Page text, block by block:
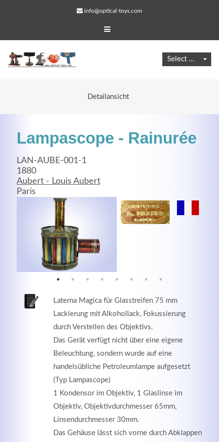
info@optical-toys.com
Detailansicht
Lampascope - Rainurée
LAN-AUBE-001-1
1880
Aubert - Louis Aubert
Paris
Laterna Magica für Glasstreifen 75 mm
Lackierung mit Alkohollack, Fokussierung
durch Verstellen des Objektivs.
Das Gerät verfügt nicht über eine eigene
Beleuchtung, sondern wurde auf eine
handelsübliche Petroleumlampe aufgesetzt
(Typ Lampascope)
1 Kondensor im Objektiv, 1 Glaslinse im
Objektiv, Objektivdurchmesser 65mm,
Linsendurchmesser 30mm.
Das Gehäuse lässt sich vorne durch Abklappen
Web Projects
Lorem ipsum dolor sit amet, consectetuer adipiscing
elit. Aenean commodo ligula eget dolor.
MEHR INFOS
Good Service
Lorem ipsum dolor sit amet, consectetuer adipiscing
elit. Aenean commodo ligula eget dolor.
MEHR INFOS